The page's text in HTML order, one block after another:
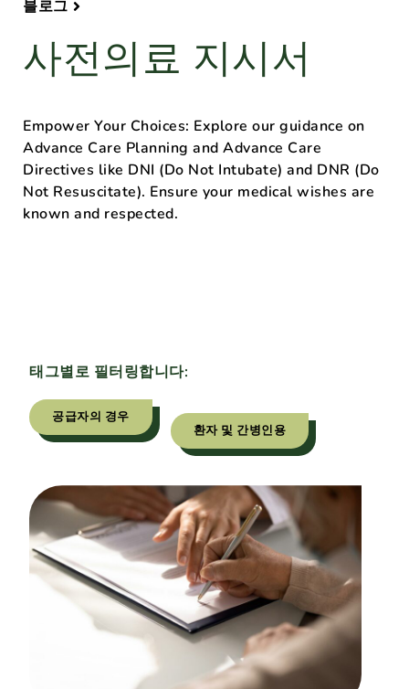
블로그
사전의료 지시서
Empower Your Choices: Explore our guidance on
Advance Care Planning and Advance Care
Directives like DNI (Do Not Intubate) and DNR (Do
Not Resuscitate). Ensure your medical wishes are
known and respected.
태그별로 필터링합니다:
공급자의 경우
환자 및 간병인용